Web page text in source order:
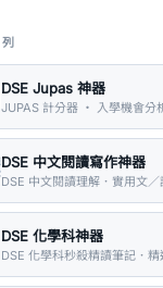
DSE Jupas 神器
JUPAS 計分器 ・ 入學機會分
DSE 中文閱讀寫作神器
DSE 中文閱讀理解．實用文
DSE 化學科神器
DSE 化學科秒殺精讀筆記．